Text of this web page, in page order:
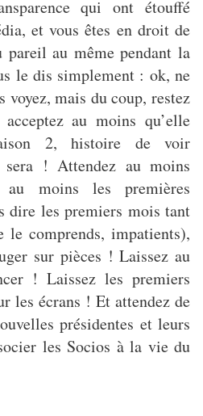
qui ont étouffé
et vous êtes en droit de
pareil au même pendant la
le dis simplement : ok, ne
voyez, mais du coup, restez
au moins qu’elle
2, histoire de voir
sera ! Attendez au moins
au moins les premières
dire les premiers mois tant
le comprends, impatients),
sur pièces ! Laissez au
! Laissez les premiers
les écrans ! Et attendez de
présidentes et leurs
les Socios à la vie du